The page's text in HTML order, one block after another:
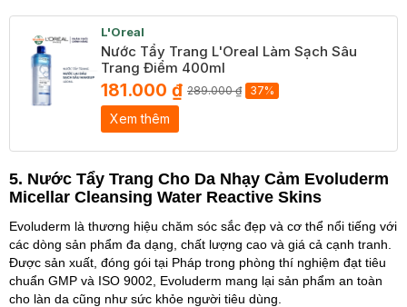
L'Oreal
Nước Tẩy Trang L'Oreal Làm Sạch Sâu
Trang Điểm 400ml
181.000 ₫ 289.000 ₫ 37%
Xem thêm
5. Nước Tẩy Trang Cho Da Nhạy Cảm Evoluderm
Micellar Cleansing Water Reactive Skins
Evoluderm là thương hiệu chăm sóc sắc đẹp và cơ thể nổi tiếng với
các dòng sản phẩm đa dạng, chất lượng cao và giá cả cạnh tranh.
Được sản xuất, đóng gói tại Pháp trong phòng thí nghiệm đạt tiêu
chuẩn GMP và ISO 9002, Evoluderm mang lại sản phẩm an toàn
cho làn da cũng như sức khỏe người tiêu dùng.